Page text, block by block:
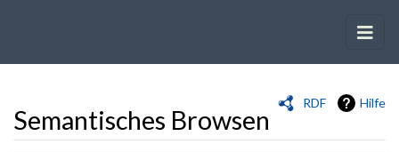
RDF Hilfe
Semantisches Browsen